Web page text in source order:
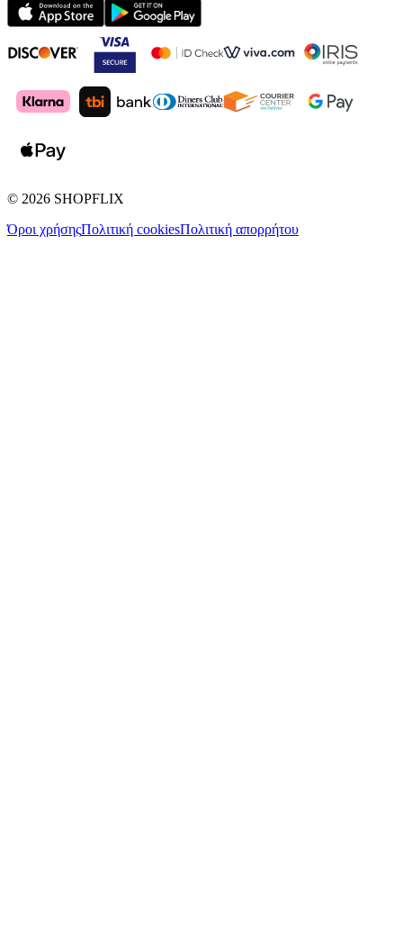
© 2026 SHOPFLIX
Όροι χρήσηςΠολιτική cookiesΠολιτική απορρήτου